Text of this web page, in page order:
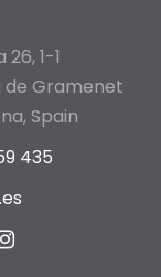
1-1
de Gramenet
Spain
435